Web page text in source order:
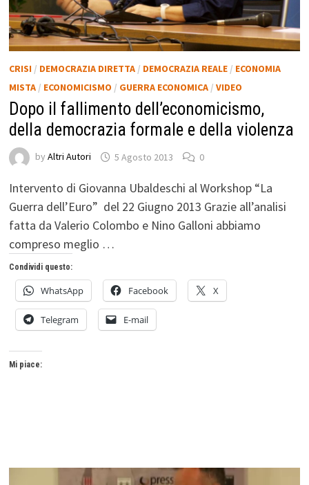
CRISI / DEMOCRAZIA DIRETTA/ DEMOCRAZIA REALE/ ECONOMIA
MISTA/ ECONOMICISMO / GUERRA ECONOMICA/ VIDEO
Dopo il fallimento dell’economicismo,
della democrazia formale e della violenza
by Altri Autori 5 Agosto 2013 0
Intervento di Giovanna Ubaldeschi al Workshop “La
Guerra dell’Euro” del 22 Giugno 2013 Grazie all’analisi
fatta da Valerio Colombo e Nino Galloni abbiamo
compreso meglio …
Condividi questo:
WhatsApp Facebook X
Telegram E-mail
Mi piace: